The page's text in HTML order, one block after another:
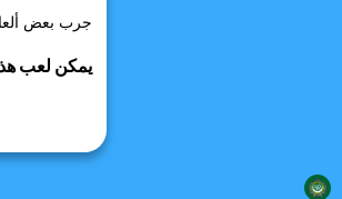
جرب بعض
يمكن لعب